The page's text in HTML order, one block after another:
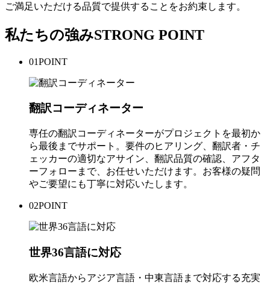
ご満足いただける品質で提供することをお約束します。
私たちの強みSTRONG POINT
01POINT
翻訳コーディネーター
専任の翻訳コーディネーターがプロジェクトを最初か
ら最後までサポート。要件のヒアリング、翻訳者・チ
ェッカーの適切なアサイン、翻訳品質の確認、アフタ
ーフォローまで、お任せいただけます。お客様の疑問
やご要望にも丁寧に対応いたします。
02POINT
世界36言語に対応
欧米言語からアジア言語・中東言語まで対応する充実